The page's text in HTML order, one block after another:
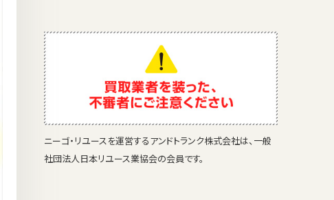
ニーゴ・リユースを運営するアンドトランク株式会社は、一般
社団法人日本リユース業協会の会員です。